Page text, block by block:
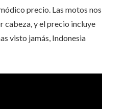
precio. Las motos nos
cabeza, y el precio incluye
visto jamás, Indonesia